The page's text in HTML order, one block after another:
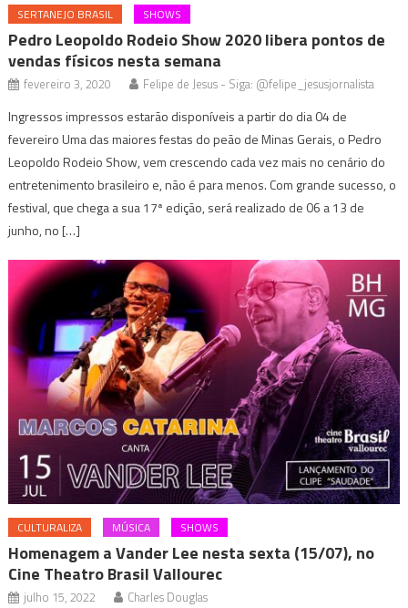
SERTANEJO BRASIL SHOWS
Pedro Leopoldo Rodeio Show 2020 libera pontos de
vendas físicos nesta semana
fevereiro 3, 2020 Felipe de Jesus - Siga: @felipe_jesusjornalista
Ingressos impressos estarão disponíveis a partir do dia 04 de
fevereiro Uma das maiores festas do peão de Minas Gerais, o Pedro
Leopoldo Rodeio Show, vem crescendo cada vez mais no cenário do
entretenimento brasileiro e, não é para menos. Com grande sucesso, o
festival, que chega a sua 17ª edição, será realizado de 06 a 13 de
junho, no […]
CULTURALIZA MÚSICA SHOWS
Homenagem a Vander Lee nesta sexta (15/07), no
Cine Theatro Brasil Vallourec
julho 15, 2022 Charles Douglas